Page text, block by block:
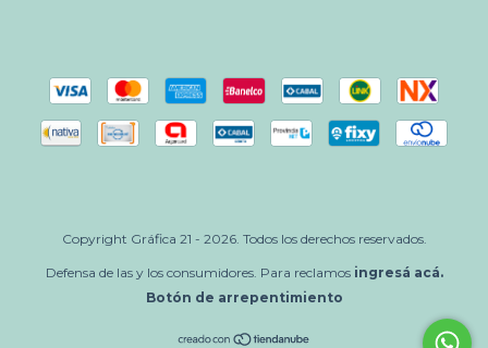
Copyright Gráfica 21 - 2026. Todos los derechos reservados.
Defensa de las y los consumidores. Para reclamos ingresá acá.
Botón de arrepentimiento